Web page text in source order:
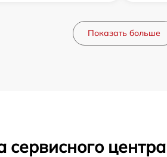
Показать больше
сервисного